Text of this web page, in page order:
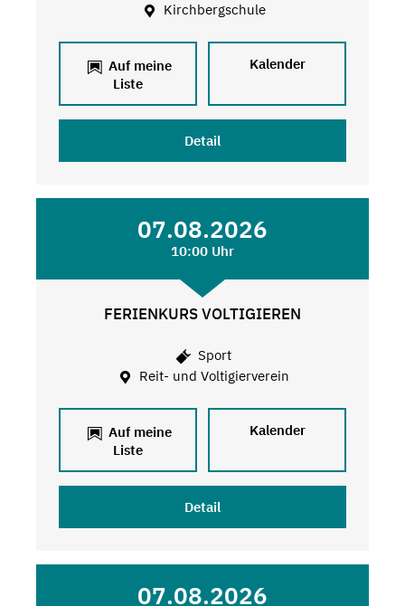
Kirchbergschule
Auf meine
Liste
Kalender
Detail
07.08.2026
10:00 Uhr
FERIENKURS VOLTIGIEREN
Sport
Reit- und Voltigierverein
Auf meine
Liste
Kalender
Detail
07.08.2026